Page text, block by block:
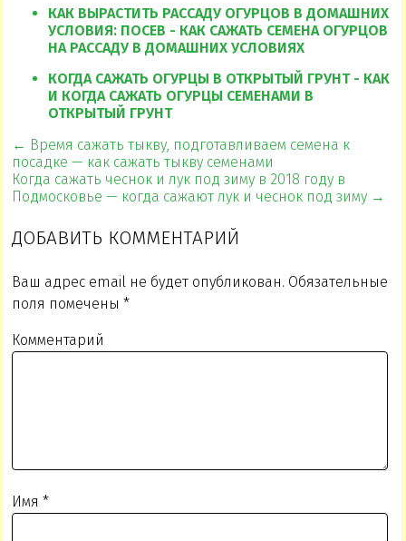
КАК ВЫРАСТИТЬ РАССАДУ ОГУРЦОВ В ДОМАШНИХ
УСЛОВИЯ: ПОСЕВ - КАК САЖАТЬ СЕМЕНА ОГУРЦОВ
НА РАССАДУ В ДОМАШНИХ УСЛОВИЯХ
КОГДА САЖАТЬ ОГУРЦЫ В ОТКРЫТЫЙ ГРУНТ - КАК
И КОГДА САЖАТЬ ОГУРЦЫ СЕМЕНАМИ В
ОТКРЫТЫЙ ГРУНТ
← Время сажать тыкву, подготавливаем семена к
посадке — как сажать тыкву семенами
Когда сажать чеснок и лук под зиму в 2018 году в
Подмосковье — когда сажают лук и чеснок под зиму →
ДОБАВИТЬ КОММЕНТАРИЙ
Ваш адрес email не будет опубликован. Обязательные
поля помечены*
Комментарий
Имя*